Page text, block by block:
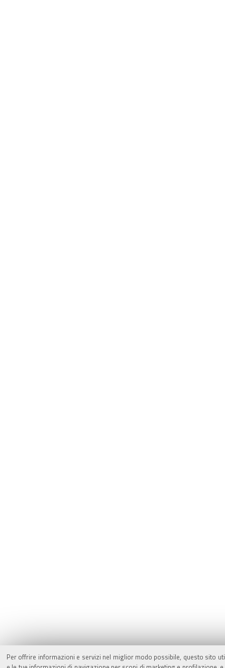
Per offrire informazioni e servizi nel miglior modo possibile, questo sito